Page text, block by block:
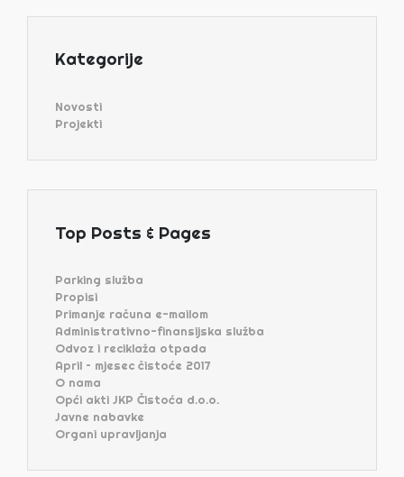
Kategorije
Novosti
Projekti
Top Posts & Pages
Parking služba
Propisi
Primanje računa e-mailom
Administrativno-finansijska služba
Odvoz i reciklaža otpada
April – mjesec čistoće 2017
O nama
Opći akti JKP Čistoća d.o.o.
Javne nabavke
Organi upravljanja